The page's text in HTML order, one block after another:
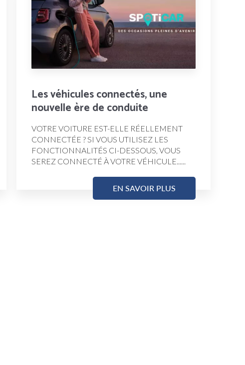
Les véhicules connectés, une
nouvelle ère de conduite
VOTRE VOITURE EST-ELLE RÉELLEMENT
CONNECTÉE ? SI VOUS UTILISEZ LES
FONCTIONNALITÉS CI-DESSOUS, VOUS
SEREZ CONNECTÉ À VOTRE VÉHICULE......
EN SAVOIR PLUS